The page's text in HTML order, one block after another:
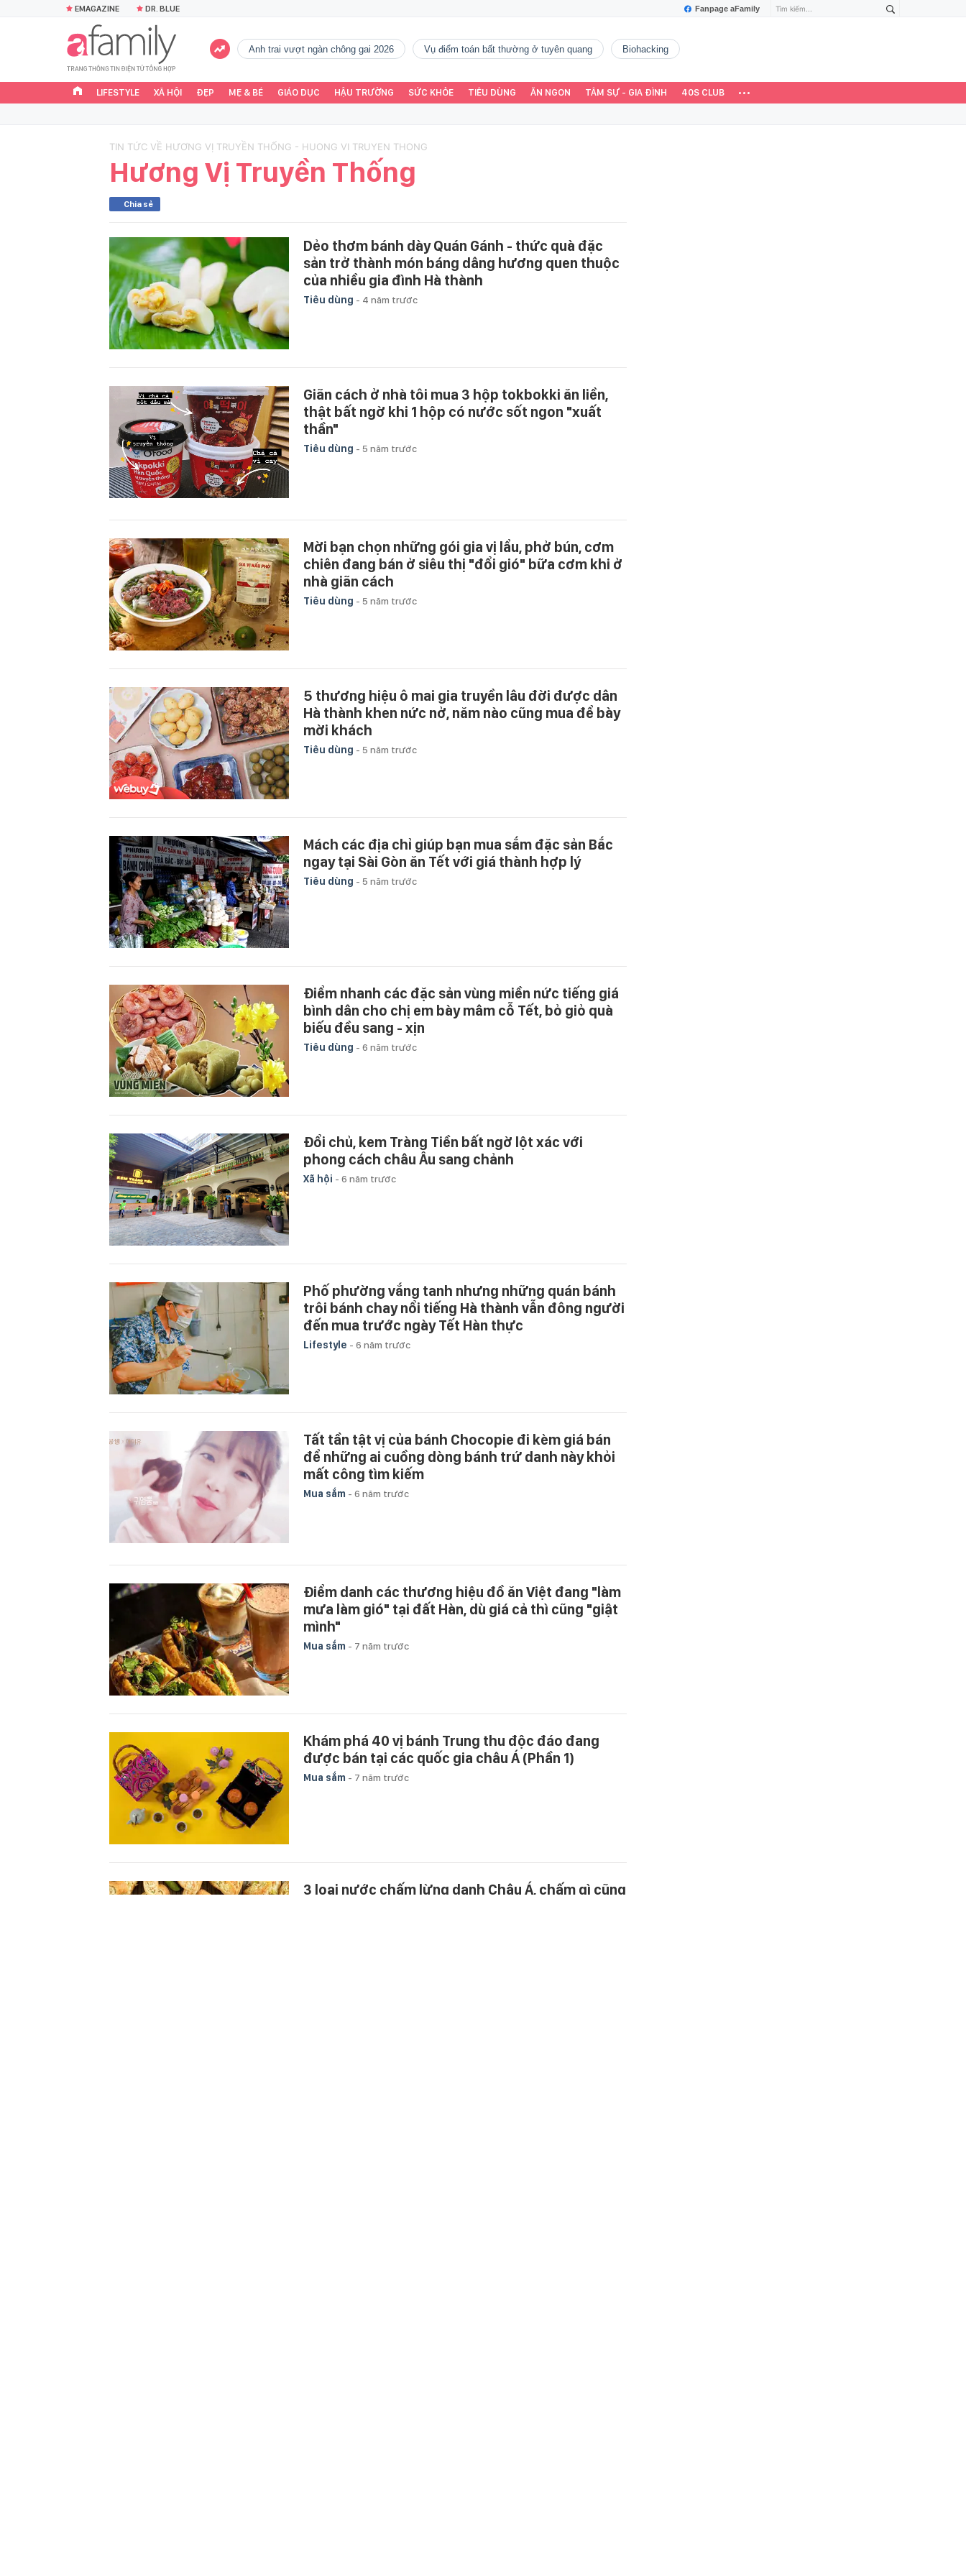
Fanpage aFamily
EMAGAZINE DR. BLUE
Anh trai vượt ngàn chông gai 2026 vụ điểm toán bất thường ở tuyên quang Biohacking
LIFESTYLE XÃ HỘI ĐẸP MẸ & BÉ GIÁO DỤC HẬU TRƯỜNG SỨC KHỎE TIÊU DÙNG ĂN NGON TÂM SỰ - GIA ĐÌNH 40S CLUB
TIN TỨC VỀ HƯƠNG VỊ TRUYỀN THỐNG - HUONG VI TRUYEN THONG
Hương Vị Truyền Thống
Chia sẻ
Dẻo thơm bánh dày Quán Gánh - thức quà đặc
sản trở thành món báng dâng hương quen thuộc
của nhiều gia đình Hà thành
Tiêu dùng - 4 năm trước
Giãn cách ở nhà tôi mua 3 hộp tokbokki ăn liền,
thật bất ngờ khi 1 hộp có nước sốt ngon "xuất
thần"
Tiêu dùng - 5 năm trước
Mời bạn chọn những gói gia vị lẩu, phở bún, cơm
chiên đang bán ở siêu thị "đổi gió" bữa cơm khi ở
nhà giãn cách
Tiêu dùng - 5 năm trước
5 thương hiệu ô mai gia truyền lâu đời được dân
Hà thành khen nức nở, năm nào cũng mua để bày
mời khách
Tiêu dùng - 5 năm trước
Mách các địa chỉ giúp bạn mua sắm đặc sản Bắc
ngay tại Sài Gòn ăn Tết với giá thành hợp lý
Tiêu dùng - 5 năm trước
Điểm nhanh các đặc sản vùng miền nức tiếng giá
bình dân cho chị em bày mâm cỗ Tết, bỏ giỏ quà
biếu đều sang - xịn
Tiêu dùng - 6 năm trước
Đổi chủ, kem Tràng Tiền bất ngờ lột xác với
phong cách châu Âu sang chảnh
Xã hội - 6 năm trước
Phố phường vắng tanh nhưng những quán bánh
trôi bánh chay nổi tiếng Hà thành vẫn đông người
đến mua trước ngày Tết Hàn thực
Lifestyle - 6 năm trước
Tất tần tật vị của bánh Chocopie đi kèm giá bán
để những ai cuồng dòng bánh trứ danh này khỏi
mất công tìm kiếm
Mua sắm - 6 năm trước
Điểm danh các thương hiệu đồ ăn Việt đang "làm
mưa làm gió" tại đất Hàn, dù giá cả thì cũng "giật
mình"
Mua sắm - 7 năm trước
Khám phá 40 vị bánh Trung thu độc đáo đang
được bán tại các quốc gia châu Á (Phần 1)
Mua sắm - 7 năm trước
3 loại nước chấm lừng danh Châu Á, chấm gì cũng